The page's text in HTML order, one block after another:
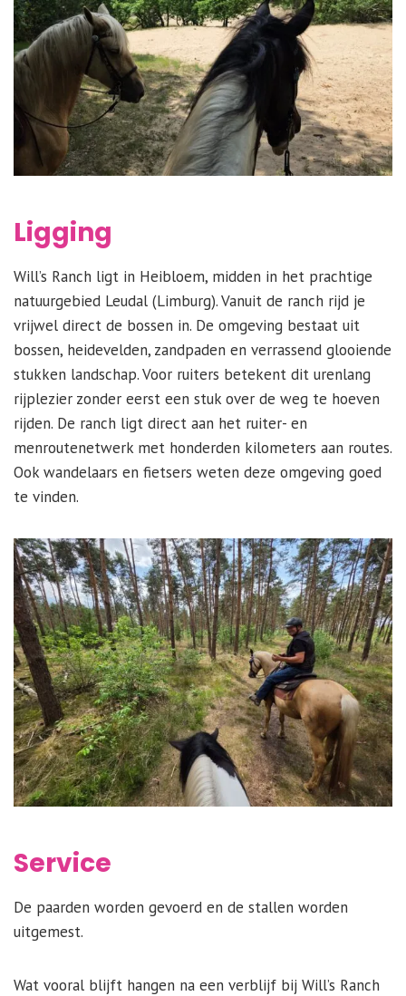
Ligging
Will’s Ranch ligt in Heibloem, midden in het prachtige
natuurgebied Leudal (Limburg). Vanuit de ranch rijd je
vrijwel direct de bossen in. De omgeving bestaat uit
bossen, heidevelden, zandpaden en verrassend glooiende
stukken landschap. Voor ruiters betekent dit urenlang
rijplezier zonder eerst een stuk over de weg te hoeven
rijden. De ranch ligt direct aan het ruiter- en
menroutenetwerk met honderden kilometers aan routes.
Ook wandelaars en fietsers weten deze omgeving goed
te vinden.
Service
De paarden worden gevoerd en de stallen worden
uitgemest.
Wat vooral blijft hangen na een verblijf bij Will’s Ranch